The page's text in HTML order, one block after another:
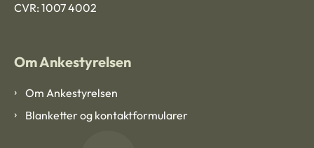
CVR: 1007 4002
Om Ankestyrelsen
Om Ankestyrelsen
Blanketter og kontaktformularer